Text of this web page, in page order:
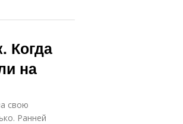
Когда
на
свою
Ранней